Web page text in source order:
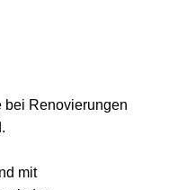
bei Renovierungen
mit